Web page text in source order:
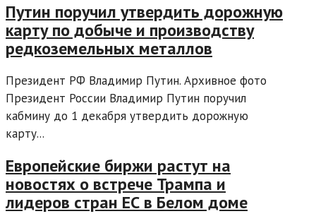
Путин поручил утвердить дорожную
карту по добыче и производству
редкоземельных металлов
Президент РФ Владимир Путин. Архивное фото
Президент России Владимир Путин поручил
кабмину до 1 декабря утвердить дорожную
карту...
Европейские биржи растут на
новостях о встрече Трампа и
лидеров стран ЕС в Белом доме